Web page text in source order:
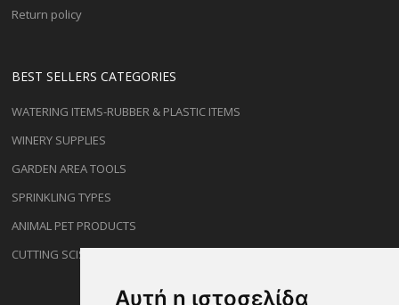
Αυτή η ιστοσελίδα
Return policy
BEST SELLERS CATEGORIES
WATERING ITEMS-RUBBER & PLASTIC ITEMS
WINERY SUPPLIES
GARDEN AREA TOOLS
SPRINKLING TYPES
ANIMAL PET PRODUCTS
CUTTING SCISSORS